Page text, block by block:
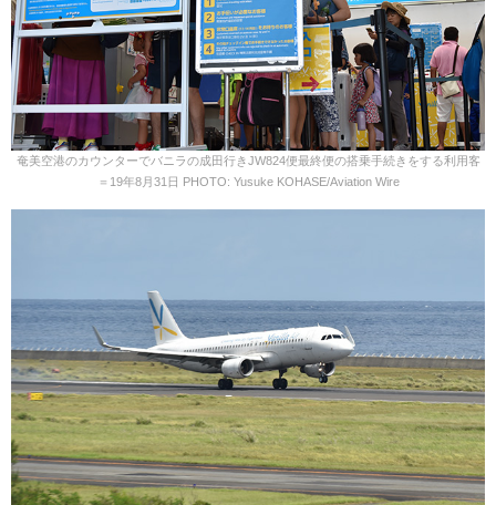
奄美空港のカウンターでバニラの成田行きJW824便最終便の搭乗手続きをする利用客
＝19年8月31日 PHOTO: Yusuke KOHASE/Aviation Wire